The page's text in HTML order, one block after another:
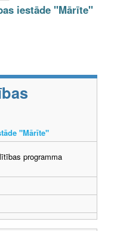
iestāde "Mārīte"
"Mārīte"
programma